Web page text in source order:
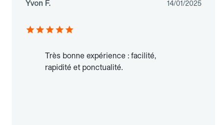
Yvon F. 14/01/2025
Très bonne expérience : facilité,
rapidité et ponctualité.